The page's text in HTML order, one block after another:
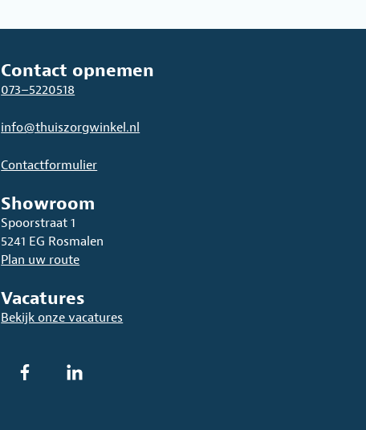
Contact opnemen
073–5220518
info@thuiszorgwinkel.nl
Contactformulier
Showroom
Spoorstraat 1
5241 EG Rosmalen
Plan uw route
Vacatures
Bekijk onze vacatures